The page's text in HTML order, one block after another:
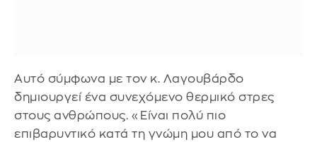
Αυτό σύμφωνα με τον κ. Λαγουβάρδο
δημιουργεί ένα συνεχόμενο θερμικό στρες
στους ανθρώπους. «Είναι πολύ πιο
επιβαρυντικό κατά τη γνώμη μου από το να